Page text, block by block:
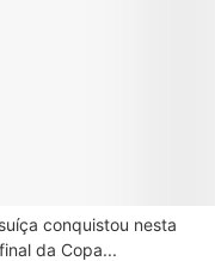
conquistou nesta
da Copa...